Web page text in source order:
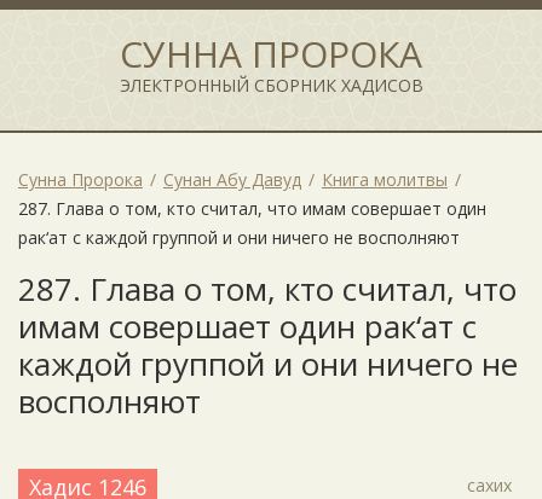
СУННА ПРОРОКА
ЭЛЕКТРОННЫЙ СБОРНИК ХАДИСОВ
Сунна Пророка Сунан Абу Давуд
Книга молитвы
287. Глава о том, кто считал, что имам совершает один
рак‘ат с каждой группой и они ничего не восполняют
287. Глава о том, кто считал, что
имам совершает один рак‘ат с
каждой группой и они ничего не
восполняют
Хадис 1246 сахих